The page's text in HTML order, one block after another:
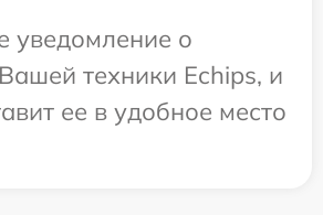
уведомление о
техники Echips, и
ее в удобное место